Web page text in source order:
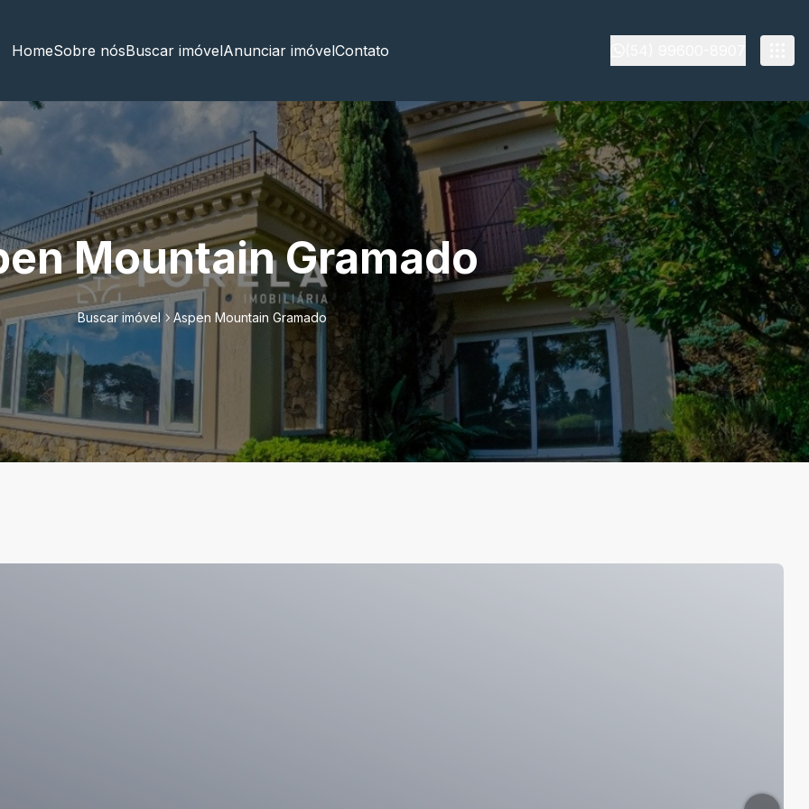
HomeSobre nósBuscar imóvelAnunciar imóvelContato
Mountain Gramado
Buscar imóvel Aspen Mountain Gramado